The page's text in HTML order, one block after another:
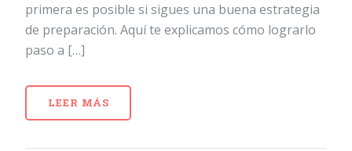
primera es posible si sigues una buena estrategia
de preparación. Aquí te explicamos cómo lograrlo
paso a […]
LEER MÁS